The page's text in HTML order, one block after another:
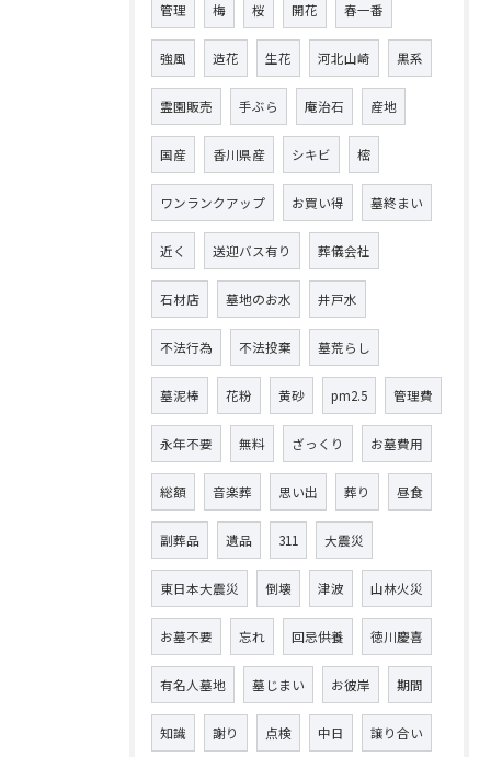
管理 梅 桜 開花 春一番
強風 造花 生花 河北山崎 黒系
霊園販売 手ぶら 庵治石 産地
国産 香川県産 シキビ 樒
ワンランクアップ お買い得 墓終まい
近く 送迎バス有り 葬儀会社
石材店 墓地のお水 井戸水
不法行為 不法投棄 墓荒らし
墓泥棒 花粉 黄砂 pm2.5 管理費
永年不要 無料 ざっくり お墓費用
総額 音楽葬 思い出 葬り 昼食
副葬品 遺品 311 大震災
東日本大震災 倒壊 津波 山林火災
お墓不要 忘れ 回忌供養 徳川慶喜
有名人墓地 墓じまい お彼岸 期間
知識 謝り 点検 中日 譲り合い